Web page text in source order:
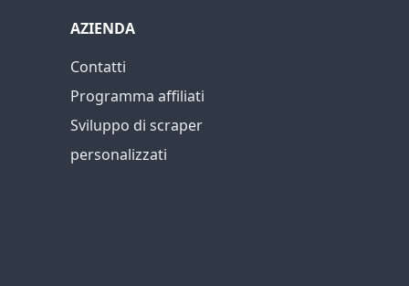
AZIENDA
Contatti
Programma affiliati
Sviluppo di scraper
personalizzati